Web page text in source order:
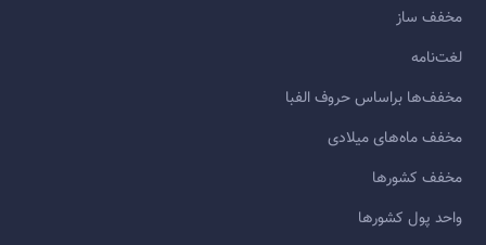
مخفف ساز
لغت‌نامه
مخفف‌ها براساس حروف الفبا
مخفف ماه‌های میلادی
مخفف کشورها
واحد پول کشورها